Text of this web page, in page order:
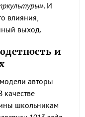
. И
влияния,
выход.
и
авторы
качестве
школьникам